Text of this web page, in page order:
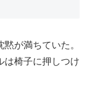
が満ちていた。
は椅子に押しつけ